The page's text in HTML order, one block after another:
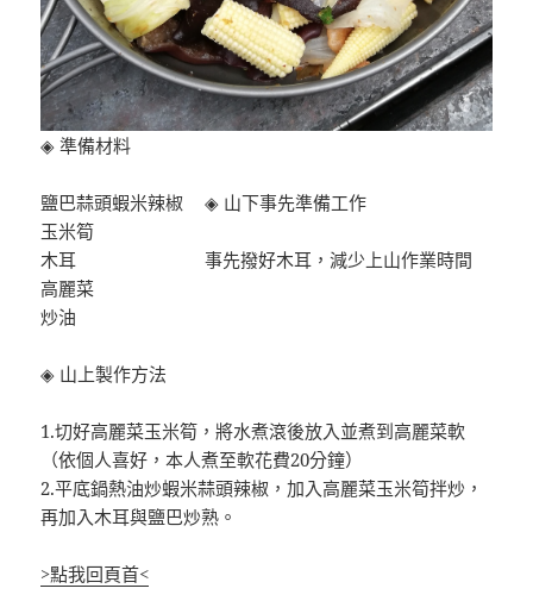
◈ 準備材料
鹽巴蒜頭蝦米辣椒
玉米筍
木耳
高麗菜
炒油
◈ 山下事先準備工作
事先撥好木耳，減少上山作業時間
◈ 山上製作方法
1.切好高麗菜玉米筍，將水煮滾後放入並煮到高麗菜軟
（依個人喜好，本人煮至軟花費20分鐘）
2.平底鍋熱油炒蝦米蒜頭辣椒，加入高麗菜玉米筍拌炒，
再加入木耳與鹽巴炒熟。
>點我回頁首<